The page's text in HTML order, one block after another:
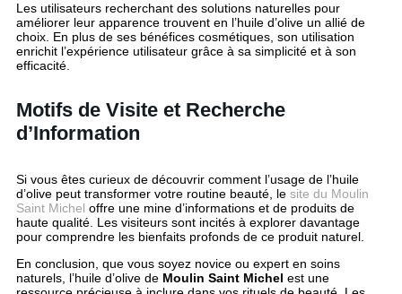
Les utilisateurs recherchant des solutions naturelles pour
améliorer leur apparence trouvent en l’huile d’olive un allié de
choix. En plus de ses bénéfices cosmétiques, son utilisation
enrichit l’expérience utilisateur grâce à sa simplicité et à son
efficacité.
Motifs de Visite et Recherche
d’Information
Si vous êtes curieux de découvrir comment l’usage de l’huile
d’olive peut transformer votre routine beauté, le site du Moulin
Saint Michel offre une mine d’informations et de produits de
haute qualité. Les visiteurs sont incités à explorer davantage
pour comprendre les bienfaits profonds de ce produit naturel.
En conclusion, que vous soyez novice ou expert en soins
naturels, l’huile d’olive de Moulin Saint Michel est une